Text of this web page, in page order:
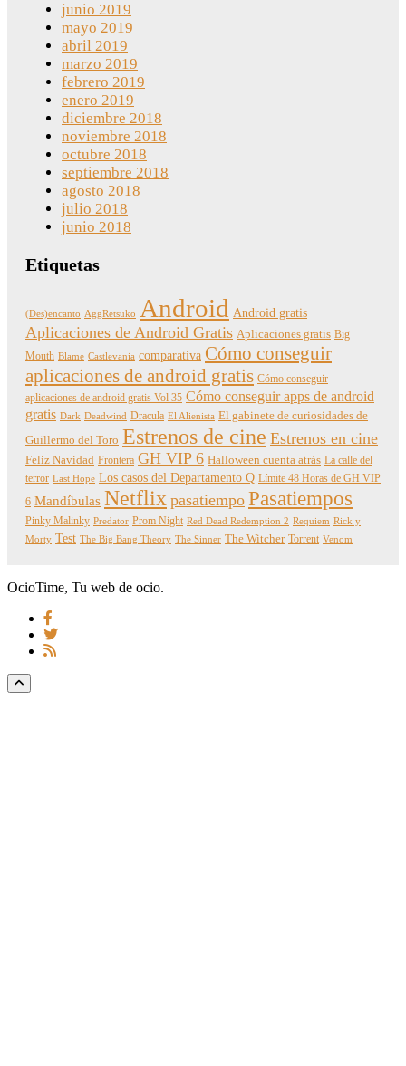
junio 2019
mayo 2019
abril 2019
marzo 2019
febrero 2019
enero 2019
diciembre 2018
noviembre 2018
octubre 2018
septiembre 2018
agosto 2018
julio 2018
junio 2018
Etiquetas
(Des)encanto AggRetsuko Android Android gratis
Aplicaciones de Android Gratis Aplicaciones gratis Big
Mouth Blame Castlevania comparativa Cómo conseguir
aplicaciones de android gratis Cómo conseguir
aplicaciones de android gratis Vol 35 Cómo conseguir apps de android
gratis Dark Deadwind Dracula El Alienista El gabinete de curiosidades de
Guillermo del Toro Estrenos de cine Estrenos en cine
Feliz Navidad Frontera GH VIP 6 Halloween cuenta atrás La calle del
terror Last Hope Los casos del Departamento Q Límite 48 Horas de GH VIP
6 Mandíbulas Netflix pasatiempo Pasatiempos
Pinky Malinky Predator Prom Night Red Dead Redemption 2 Requiem Rick y
Morty Test The Big Bang Theory The Sinner The Witcher Torrent Venom
OcioTime, Tu web de ocio.